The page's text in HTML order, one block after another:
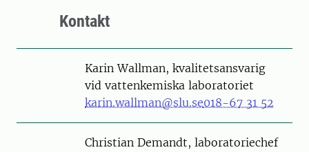
Kontakt
Karin Wallman, kvalitetsansvarig
vid vattenkemiska laboratoriet
karin.wallman@slu.se018-67 31 52
PersonChristian Demandt, laboratoriechef